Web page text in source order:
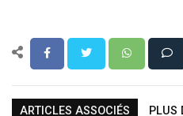
ARTICLES ASSOCIÉS PLUS